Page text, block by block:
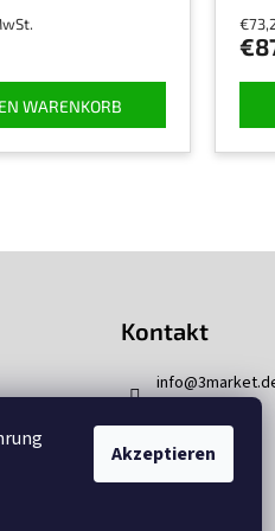
Akzeptieren
WARENKORB
Kontakt
info@